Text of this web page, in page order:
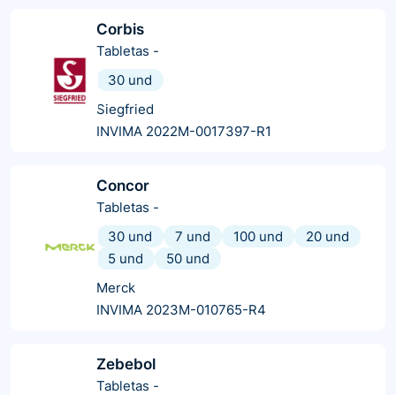
Corbis
Tabletas -
30 und
Siegfried
INVIMA 2022M-0017397-R1
Concor
Tabletas -
30 und
7 und 100 und
20 und
5 und
50 und
Merck
INVIMA 2023M-010765-R4
Zebebol
Tabletas -